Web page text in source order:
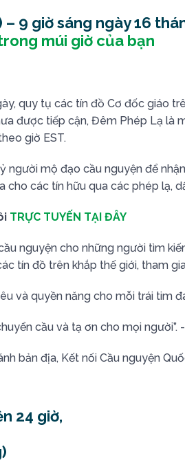
9 giờ sáng ngày 16
múi giờ của bạn
quy tụ các tín đồ Cơ đốc giáo
được tiếp cận, Đêm Phép Lạ là
giờ EST.
mộ đạo cầu nguyện để
các tín hữu qua các phép lạ,
TRỰC TUYẾN TẠI ĐÂY
nguyện cho những người tìm
tín đồ trên khắp thế giới, tham
và quyền năng cho mỗi trái tim
cầu và tạ ơn cho mọi người”.
bản địa, Kết nối Cầu nguyện
24 giờ,